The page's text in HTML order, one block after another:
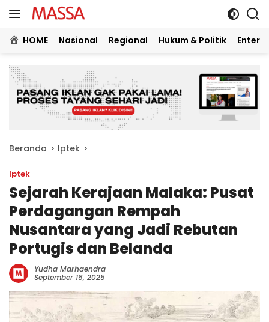
Langsung
ke
konten
HOME Nasional Regional Hukum & Politik
Beranda Iptek
Iptek
Sejarah Kerajaan Malaka: Pusat
Perdagangan Rempah
Nusantara yang Jadi Rebutan
Portugis dan Belanda
Yudha Marhaendra
September 16, 2025